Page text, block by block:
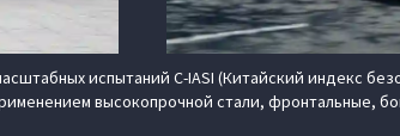
испытаний C-IASI (Китайский индекс
высокопрочной стали, фронтальные,